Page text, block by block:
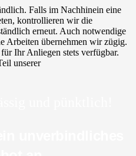
Falls im Nachhinein eine
kontrollieren wir die
erneut. Auch notwendige
Arbeiten übernehmen wir zügig.
Ihr Anliegen stets verfügbar.
unserer